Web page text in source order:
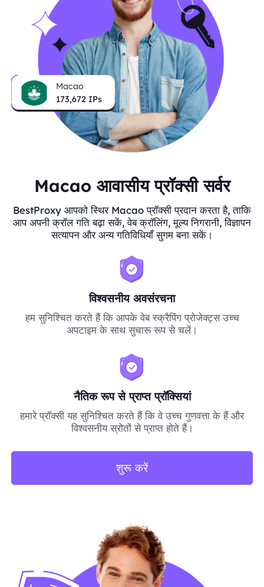
Macao
173,672 IPs
Macao आवासीय प्रॉक्सी सर्वर
BestProxy आपको स्थिर Macao प्रॉक्सी प्रदान करता है, ताकि
आप अपनी क्रॉल गति बढ़ा सकें, वेब क्रॉलिंग, मूल्य निगरानी, विज्ञापन
सत्यापन और अन्य गतिविधियाँ सुगम बना सकें।
विश्वसनीय अवसंरचना
हम सुनिश्चित करते हैं कि आपके वेब स्क्रैपिंग प्रोजेक्ट्स उच्च
अपटाइम के साथ सुचारू रूप से चलें।
नैतिक रूप से प्राप्त प्रॉक्सियां
हमारे प्रॉक्सी यह सुनिश्चित करते हैं कि वे उच्च गुणवत्ता के हैं और
विश्वसनीय स्रोतों से प्राप्त होते हैं।
शुरू करें